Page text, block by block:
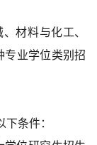
材料与化工、
专业学位类别招
条件：